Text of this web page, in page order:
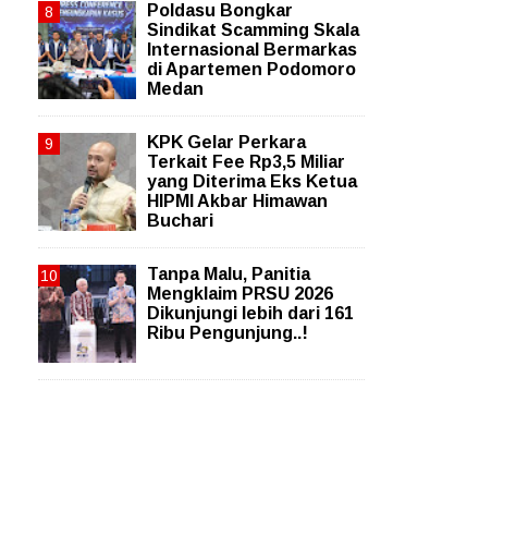
Poldasu Bongkar
Sindikat Scamming Skala
Internasional Bermarkas
di Apartemen Podomoro
Medan
KPK Gelar Perkara
Terkait Fee Rp3,5 Miliar
yang Diterima Eks Ketua
HIPMI Akbar Himawan
Buchari
Tanpa Malu, Panitia
Mengklaim PRSU 2026
Dikunjungi lebih dari 161
Ribu Pengunjung..!